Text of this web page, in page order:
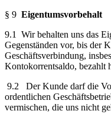
§ 9 Eigentumsvorbehalt
9.1 Wir behalten uns das
Gegenständen vor, bis der
Geschäftsverbindung,
Kontokorrentsaldo, bezahlt
9.2 Der Kunde darf die
ordentlichen
vermischen, die uns nicht